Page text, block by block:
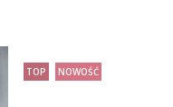
TOP NOWOŚĆ